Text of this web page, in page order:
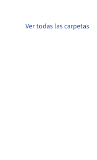
Ver todas las carpetas